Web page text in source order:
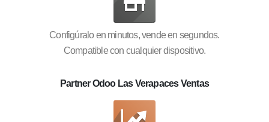
Configúralo en minutos, vende en segundos.
Compatible con cualquier dispositivo.
Partner Odoo Las Verapaces Ventas